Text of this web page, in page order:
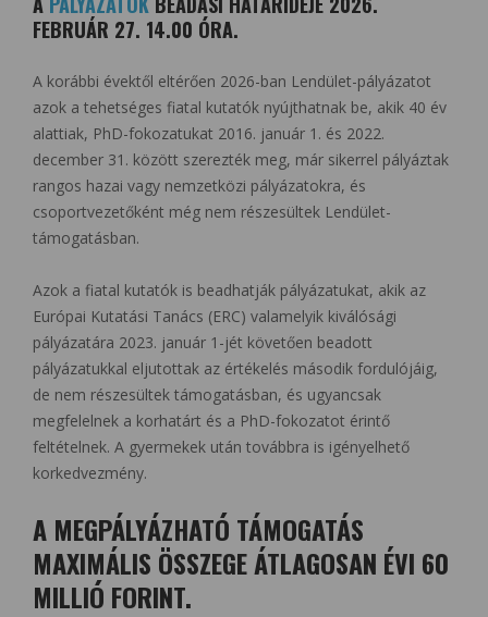
FEBRUÁR 27. 14.00 ÓRA.
A korábbi évektől eltérően 2026-ban Lendület-pályázatot
azok a tehetséges fiatal kutatók nyújthatnak be, akik 40 év
alattiak, PhD-fokozatukat 2016. január 1. és 2022.
december 31. között szerezték meg, már sikerrel pályáztak
rangos hazai vagy nemzetközi pályázatokra, és
csoportvezetőként még nem részesültek Lendület-
támogatásban.
Azok a fiatal kutatók is beadhatják pályázatukat, akik az
Európai Kutatási Tanács (ERC) valamelyik kiválósági
pályázatára 2023. január 1-jét követően beadott
pályázatukkal eljutottak az értékelés második fordulójáig,
de nem részesültek támogatásban, és ugyancsak
megfelelnek a korhatárt és a PhD-fokozatot érintő
feltételnek. A gyermekek után továbbra is igényelhető
korkedvezmény.
A MEGPÁLYÁZHATÓ TÁMOGATÁS
MAXIMÁLIS ÖSSZEGE ÁTLAGOSAN ÉVI 60
MILLIÓ FORINT.